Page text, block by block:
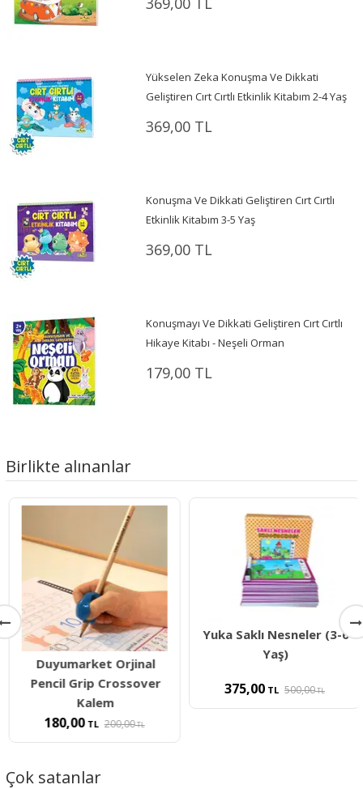
Yükselen Zeka Konuşma Ve Dikkati
Geliştiren Cırt Cırtlı Etkinlik Kitabım 2-4 Yaş
369,00 TL
Konuşma Ve Dikkati Geliştiren Cırt Cırtlı
Etkinlik Kitabım 3-5 Yaş
369,00 TL
Konuşmayı Ve Dikkati Geliştiren Cırt Cırtlı
Hikaye Kitabı - Neşeli Orman
179,00 TL
Birlikte alınanlar
Duyumarket Orjinal
Pencil Grip Crossover
Kalem
180,00TL 200,00TL
Yuka Saklı Nesneler (3-6
Yaş)
375,00TL 500,00TL
Çok satanlar